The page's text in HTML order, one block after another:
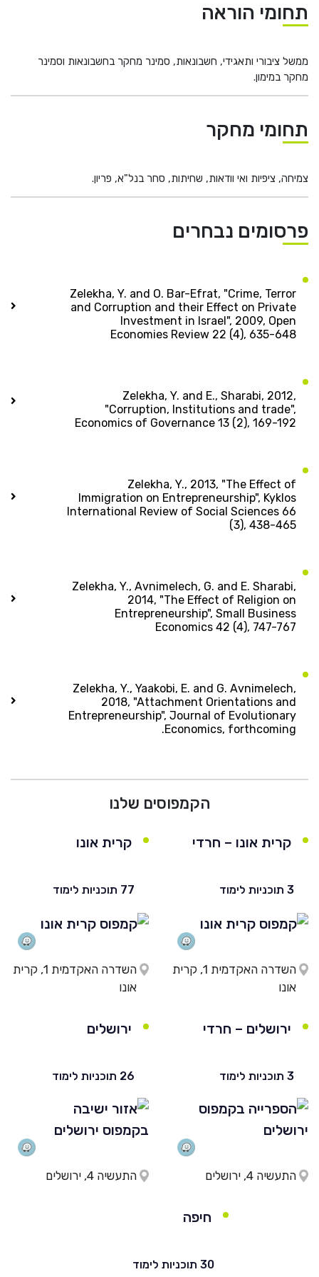
תחומי הוראה
ממשל ציבורי ותאגידי, חשבונאות, סמינר מחקר בחשבונאות וסמינר
מחקר במימון.
תחומי מחקר
צמיחה, ציפיות ואי וודאות, שחיתות, סחר בנל"א, פריון.
פרסומים נבחרים
Zelekha, Y. and O. Bar-Efrat, "Crime, Terror
and Corruption and their Effect on Private
Investment in Israel", 2009, Open
Economies Review 22 (4), 635-648
Zelekha, Y. and E., Sharabi, 2012,
"Corruption, Institutions and trade",
Economics of Governance 13 (2), 169-192
Zelekha, Y., 2013, "The Effect of
Immigration on Entrepreneurship", Kyklos
International Review of Social Sciences 66
(3), 438-465
Zelekha, Y., Avnimelech, G. and E. Sharabi,
2014, "The Effect of Religion on
Entrepreneurship", Small Business
Economics 42 (4), 747-767
Zelekha, Y., Yaakobi, E. and G. Avnimelech,
2018, "Attachment Orientations and
Entrepreneurship", Journal of Evolutionary
Economics, forthcoming.
הקמפוסים שלנו
קרית אונו – חרדי
3 תוכניות לימוד
השדרה האקדמית 1, קרית
אונו
קרית אונו
77 תוכניות לימוד
השדרה האקדמית 1, קרית
אונו
ירושלים – חרדי
3 תוכניות לימוד
התעשיה 4, ירושלים
ירושלים
26 תוכניות לימוד
התעשיה 4, ירושלים
חיפה
30 תוכניות לימוד